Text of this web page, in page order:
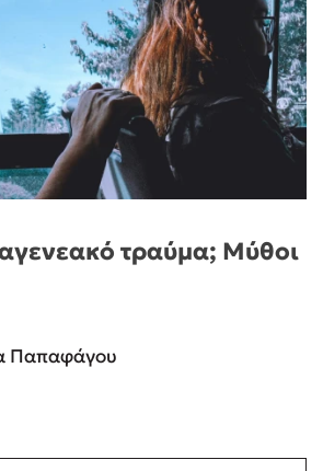
τραύμα; Μύθοι
Παπαφάγου